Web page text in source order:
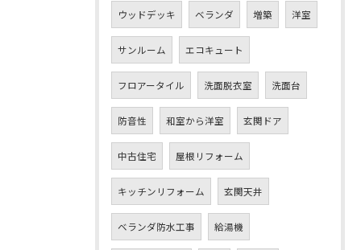
ウッドデッキ ベランダ 増築 洋室
サンルーム エコキュート
フロアータイル 洗面脱衣室 洗面台
防音性 和室から洋室 玄関ドア
中古住宅 屋根リフォーム
キッチンリフォーム 玄関天井
ベランダ防水工事 給湯機